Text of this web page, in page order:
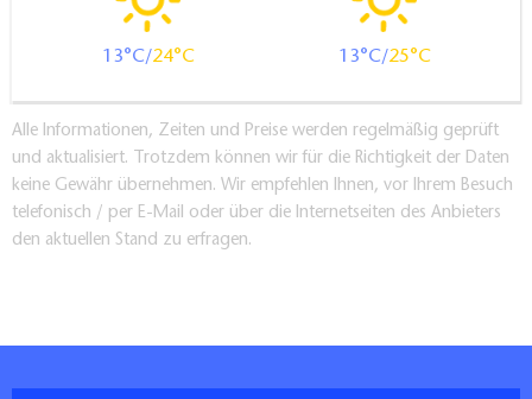
Durchgangsbreite der schmalsten aller zu
benutzenden Türen, Flure und Durchgänge: 94 cm
Breite der Bewegungsfläche vor dem Sanitärraum im
Zimmer: >150 cm
Länge der Bewegungsfläche vor dem Durchgang zu
einer Längsseite des Bettes: >150 cm
Bettes: >150 cm
13 24 13 25
Alle Informationen, Zeiten und Preise werden regelmäßig geprüft
und aktualisiert. Trotzdem können wir für die Richtigkeit der Daten
keine Gewähr übernehmen. Wir empfehlen Ihnen, vor Ihrem Besuch
telefonisch / per E-Mail oder über die Internetseiten des Anbieters
den aktuellen Stand zu erfragen.